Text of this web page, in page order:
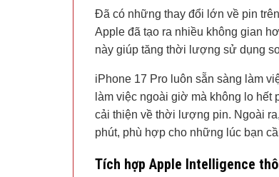
Đã có những thay đổi lớn về pin
Apple đã tạo ra nhiều không gian
này giúp tăng thời lượng sử dụng
iPhone 17 Pro luôn sẵn sàng làm
làm việc ngoài giờ mà không lo hết
cải thiện về thời lượng pin. Ngoài
phút, phù hợp cho những lúc bạn
Tích hợp Apple Intelligence